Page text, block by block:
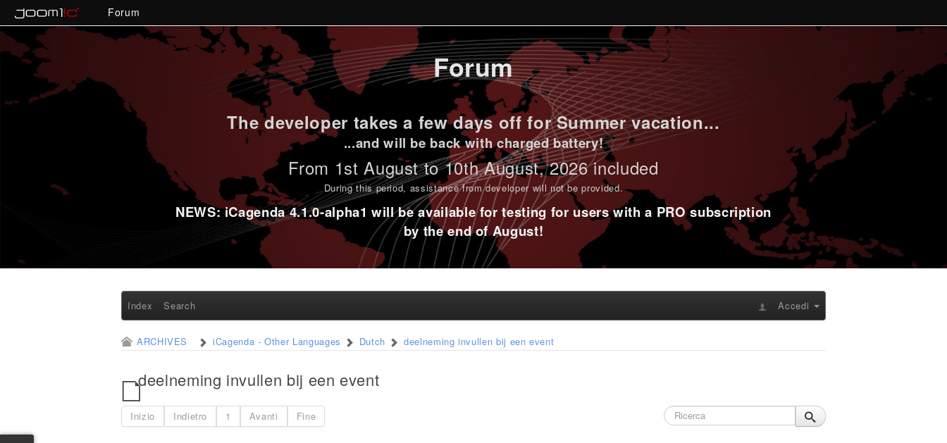
Forum
Forum
The developer takes a few days off for Summer vacation...
...and will be back with charged battery!
From 1st August to 10th August, 2026 included
During this period, assistance from developer will not be provided.
NEWS: iCagenda 4.1.0-alpha1 will be available for testing for users with a PRO subscription
by the end of August!
Index Search Accedi
ARCHIVES iCagenda - Other Languages Dutch deelneming invullen bij een event
deelneming invullen bij een event
Inizio Indietro 1 Avanti Fine